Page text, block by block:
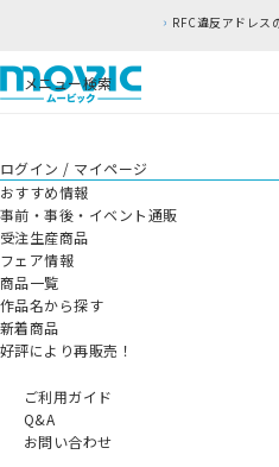
RFC違反アドレス
メニュー検索
ログイン / マイページ
おすすめ情報
事前・事後・イベント通販
受注生産商品
フェア情報
商品一覧
作品名から探す
新着商品
好評により再販売！
ご利用ガイド
Q&A
お問い合わせ